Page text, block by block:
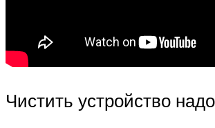
Чистить устройство